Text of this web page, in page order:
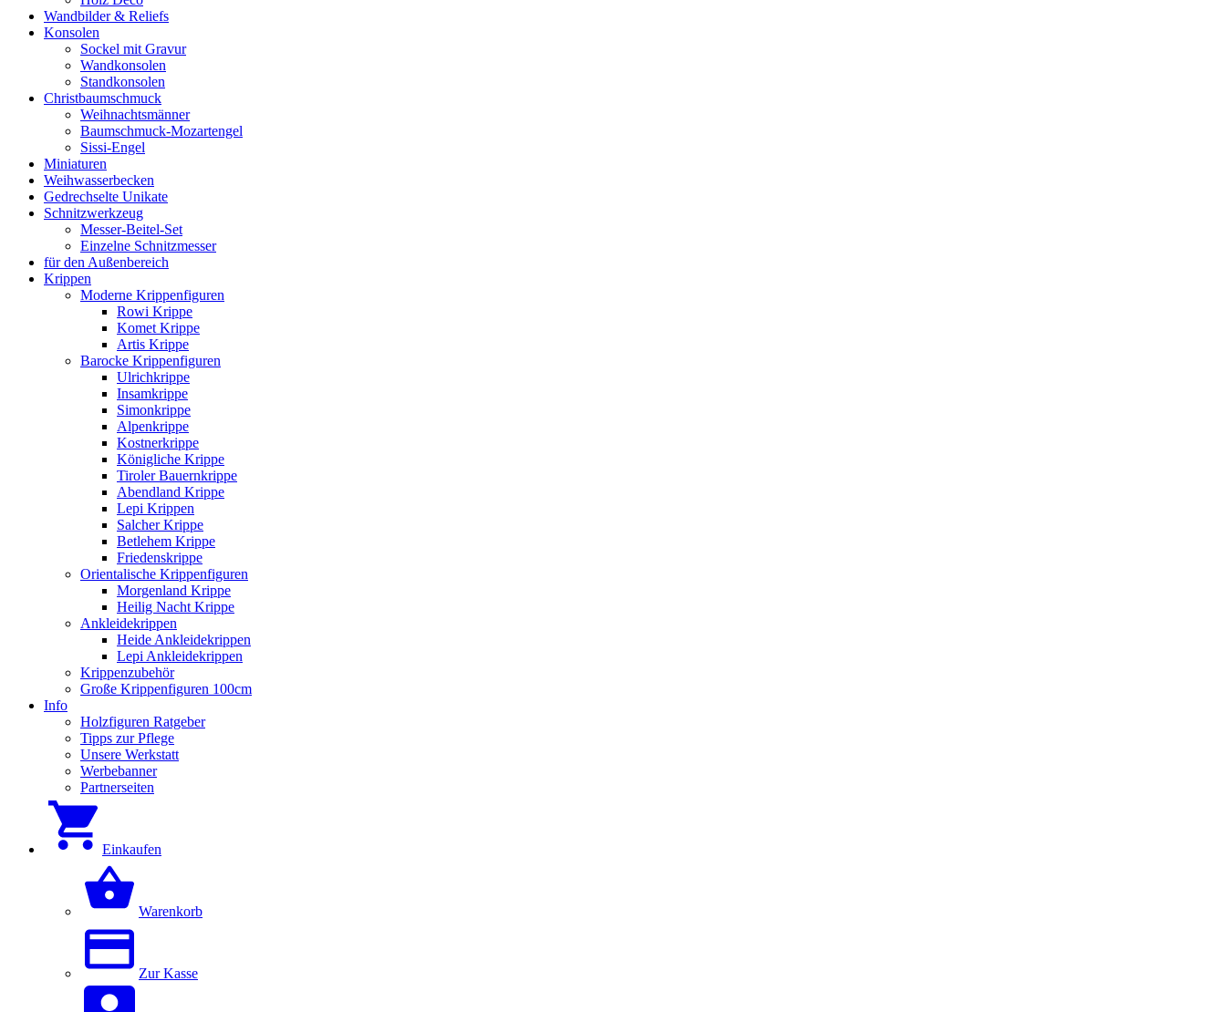
Wandbilder & Reliefs
Konsolen
Sockel mit Gravur
Wandkonsolen
Standkonsolen
Christbaumschmuck
Weihnachtsmänner
Baumschmuck-Mozartengel
Sissi-Engel
Miniaturen
Weihwasserbecken
Gedrechselte Unikate
Schnitzwerkzeug
Messer-Beitel-Set
Einzelne Schnitzmesser
für den Außenbereich
Krippen
Moderne Krippenfiguren
Rowi Krippe
Komet Krippe
Artis Krippe
Barocke Krippenfiguren
Ulrichkrippe
Insamkrippe
Simonkrippe
Alpenkrippe
Kostnerkrippe
Königliche Krippe
Tiroler Bauernkrippe
Abendland Krippe
Lepi Krippen
Salcher Krippe
Betlehem Krippe
Friedenskrippe
Orientalische Krippenfiguren
Morgenland Krippe
Heilig Nacht Krippe
Ankleidekrippen
Heide Ankleidekrippen
Lepi Ankleidekrippen
Krippenzubehör
Große Krippenfiguren 100cm
Info
Holzfiguren Ratgeber
Tipps zur Pflege
Unsere Werkstatt
Werbebanner
Partnerseiten
Einkaufen
Warenkorb
Zur Kasse